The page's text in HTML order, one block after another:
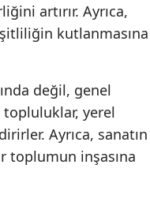
artırır. Ayrıca,
kutlanmasına
değil, genel
yerel
Ayrıca, sanatın
toplumun inşasına